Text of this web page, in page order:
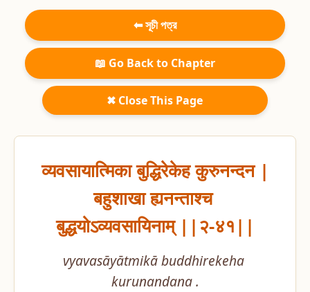
⬅ সূচী পত্র
📖 Go Back to Chapter
✖ Close This Page
व्यवसायात्मिका बुद्धिरेकेह कुरुनन्दन |
बहुशाखा ह्यनन्ताश्च
बुद्धयोऽव्यवसायिनाम् ||२-४१||
vyavasāyātmikā buddhirekeha
kurunandana .